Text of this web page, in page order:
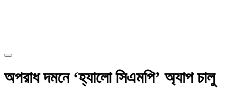
অপরাধ দমনে ‌‘হ্যালো সিএমপি’ অ্যাপ চালু